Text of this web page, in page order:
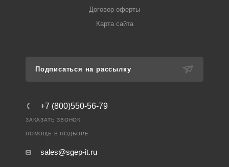
Договор оферты
Карта сайта
Подписаться на рассылку
+7 (800)550-56-79
ЗАКАЗАТЬ ЗВОНОК
ПОМОЩЬ В ПОДБОРЕ
sales@sgep-it.ru